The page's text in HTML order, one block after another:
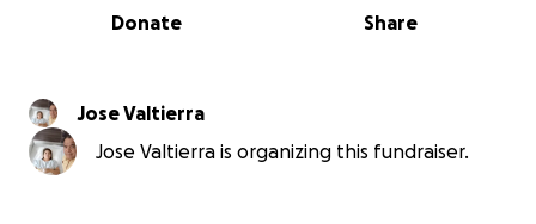
0% complete
Share
Donate
Jose Valtierra
Jose Valtierra is organizing this fundraiser.